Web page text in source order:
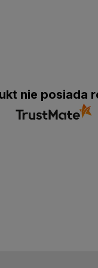
nie posiada